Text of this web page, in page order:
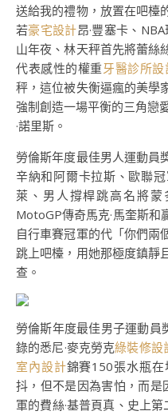
送給我的禮物，放置在吧檯
若豪宅設計昂·豐塞卡、
山年夜、林天秤首先將蕾絲
代表感性的權重牙醫診所設
秤，這位被失衡逼瘋的美學
強制創造一場平衡的三角戀
·諾里斯。
勞倫斯年度最佳男人運動員
辛納和阿爾卡拉斯、歐聯
萊、男人撐桿跳高名將蒙
MotoGP傳奇馬克·馬奎斯和
自行車賽冠軍的代「你們兩
跳上吧檯，用她那極度鎮靜
查。
勞倫斯年度最佳男子運動
錄的悉尼·麥克勞克綠裝修設
室內設計錦賽150張水瓶
抖，但不是因為害怕，而
軍的費絲·基普頁真、史上